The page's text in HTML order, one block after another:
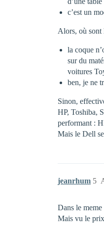
c’est un
Alors, où sont
la coque
sur du
voitures
ben, je ne
Sinon,
HP, Toshiba,
performant :
Mais le Dell
jeanrhum 5
Dans le
Mais vu le